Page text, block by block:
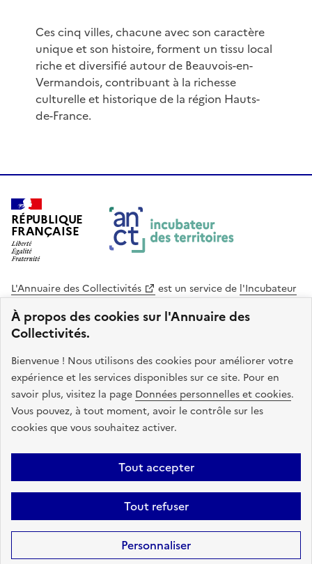
À propos des cookies sur l'Annuaire des
Collectivités.
Bienvenue ! Nous utilisons des cookies pour améliorer votre
expérience et les services disponibles sur ce site. Pour en
savoir plus, visitez la page Données personnelles et cookies.
Vous pouvez, à tout moment, avoir le contrôle sur les
cookies que vous souhaitez activer.
Tout accepter
Tout refuser
Personnaliser
Ces cinq villes, chacune avec son caractère
unique et son histoire, forment un tissu local
riche et diversifié autour de Beauvois-en-
Vermandois, contribuant à la richesse
culturelle et historique de la région Hauts-
de-France.
RÉPUBLIQUE
FRANÇAISE
L'Annuaire des Collectivités est un service de l'Incubateur
des Territoires
Cohésion des Territoires
. Le code source de ce site web
est disponible en licence libre. Le design de ce site est conçu
avec le système de design de l’État.
legifrance.gouv.fr
info.gouv.fr
service-public.gouv.fr
data.gouv.fr
Plan du site Accessibilite : non conforme
Mentions légales
Politique de confidentialité
Gestion des cookies FAQ
Kit de
Statistiques Code source
Sauf mention contraire, tous les contenus de ce site sont sous